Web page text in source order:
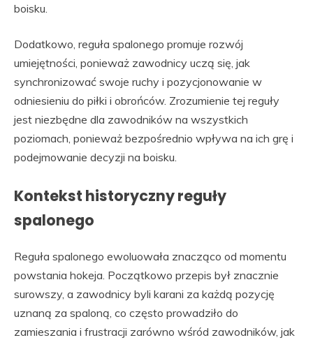
boisku.
Dodatkowo, reguła spalonego promuje rozwój
umiejętności, ponieważ zawodnicy uczą się, jak
synchronizować swoje ruchy i pozycjonowanie w
odniesieniu do piłki i obrońców. Zrozumienie tej reguły
jest niezbędne dla zawodników na wszystkich
poziomach, ponieważ bezpośrednio wpływa na ich grę i
podejmowanie decyzji na boisku.
Kontekst historyczny reguły
spalonego
Reguła spalonego ewoluowała znacząco od momentu
powstania hokeja. Początkowo przepis był znacznie
surowszy, a zawodnicy byli karani za każdą pozycję
uznaną za spaloną, co często prowadziło do
zamieszania i frustracji zarówno wśród zawodników, jak